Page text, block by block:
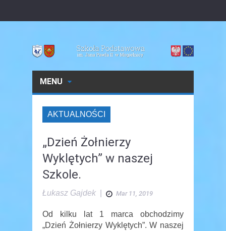
MENU
AKTUALNOŚCI
„Dzień Żołnierzy
Wyklętych” w naszej
Szkole.
Łukasz Gajdek Mar 11, 2019
Od kilku lat 1 marca obchodzimy
„Dzień Żołnierzy Wyklętych”. W naszej